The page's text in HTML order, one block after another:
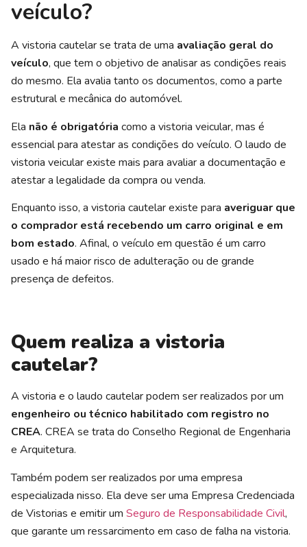
veículo?
A vistoria cautelar se trata de uma avaliação geral do
veículo, que tem o objetivo de analisar as condições reais
do mesmo. Ela avalia tanto os documentos, como a parte
estrutural e mecânica do automóvel.
Ela não é obrigatória como a vistoria veicular, mas é
essencial para atestar as condições do veículo. O laudo de
vistoria veicular existe mais para avaliar a documentação e
atestar a legalidade da compra ou venda.
Enquanto isso, a vistoria cautelar existe para averiguar que
o comprador está recebendo um carro original e em
bom estado. Afinal, o veículo em questão é um carro
usado e há maior risco de adulteração ou de grande
presença de defeitos.
Quem realiza a vistoria
cautelar?
A vistoria e o laudo cautelar podem ser realizados por um
engenheiro ou técnico habilitado com registro no
CREA. CREA se trata do Conselho Regional de Engenharia
e Arquitetura.
Também podem ser realizados por uma empresa
especializada nisso. Ela deve ser uma Empresa Credenciada
de Vistorias e emitir um Seguro de Responsabilidade Civil,
que garante um ressarcimento em caso de falha na vistoria.